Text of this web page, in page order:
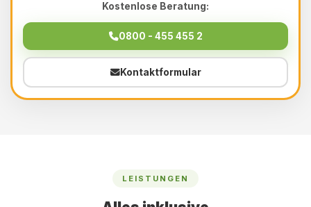
Kostenlose Beratung:
0800 - 455 455 2
Kontaktformular
LEISTUNGEN